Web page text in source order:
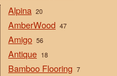
Alpina 20
AmberWood 47
Amigo 56
Antique 18
Bamboo Flooring 7